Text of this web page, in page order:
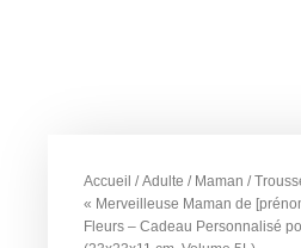
Accueil /Adulte / Maman /
« Merveilleuse Maman de
Fleurs – Cadeau Personnalisé